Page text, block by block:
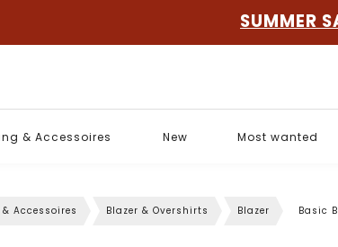
SUMMER
& Accessoires New Most wanted
Accessoires Blazer & Overshirts Blazer Basic